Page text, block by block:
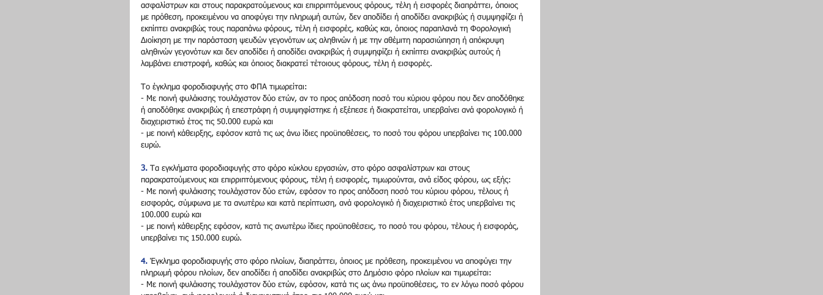
ασφαλίστρων και στους παρακρατούμενους και επιρριπτόμενους φόρους, τέλη ή εισφορές διαπράττει, όποιος
με πρόθεση, προκειμένου να αποφύγει την πληρωμή αυτών, δεν αποδίδει ή αποδίδει ανακριβώς ή συμψηφίζει ή
εκπίπτει ανακριβώς τους παραπάνω φόρους, τέλη ή εισφορές, καθώς και, όποιος παραπλανά τη Φορολογική
Διοίκηση με την παράσταση ψευδών γεγονότων ως αληθινών ή με την αθέμιτη παρασιώπηση ή απόκρυψη
αληθινών γεγονότων και δεν αποδίδει ή αποδίδει ανακριβώς ή συμψηφίζει ή εκπίπτει ανακριβώς αυτούς ή
λαμβάνει επιστροφή, καθώς και όποιος διακρατεί τέτοιους φόρους, τέλη ή εισφορές.
Το έγκλημα φοροδιαφυγής στο ΦΠΑ τιμωρείται:
- Με ποινή φυλάκισης τουλάχιστον δύο ετών, αν το προς απόδοση ποσό του κύριου φόρου που δεν αποδόθηκε
ή αποδόθηκε ανακριβώς ή επεστράφη ή συμψηφίστηκε ή εξέπεσε ή διακρατείται, υπερβαίνει ανά φορολογικό ή
διαχειριστικό έτος τις 50.000 ευρώ και
- με ποινή κάθειρξης, εφόσον κατά τις ως άνω ίδιες προϋποθέσεις, το ποσό του φόρου υπερβαίνει τις 100.000
ευρώ.
3. Τα εγκλήματα φοροδιαφυγής στο φόρο κύκλου εργασιών, στο φόρο ασφαλίστρων και στους
παρακρατούμενους και επιρριπτόμενους φόρους, τέλη ή εισφορές, τιμωρούνται, ανά είδος φόρου, ως εξής:
- Με ποινή φυλάκισης τουλάχιστον δύο ετών, εφόσον το προς απόδοση ποσό του κύριου φόρου, τέλους ή
εισφοράς, σύμφωνα με τα ανωτέρω και κατά περίπτωση, ανά φορολογικό ή διαχειριστικό έτος υπερβαίνει τις
100.000 ευρώ και
- με ποινή κάθειρξης εφόσον, κατά τις ανωτέρω ίδιες προϋποθέσεις, το ποσό του φόρου, τέλους ή εισφοράς,
υπερβαίνει τις 150.000 ευρώ.
4. Έγκλημα φοροδιαφυγής στο φόρο πλοίων, διαπράττει, όποιος με πρόθεση, προκειμένου να αποφύγει την
πληρωμή φόρου πλοίων, δεν αποδίδει ή αποδίδει ανακριβώς στο Δημόσιο φόρο πλοίων και τιμωρείται:
- Με ποινή φυλάκισης τουλάχιστον δύο ετών, εφόσον, κατά τις ως άνω προϋποθέσεις, το εν λόγω ποσό φόρου